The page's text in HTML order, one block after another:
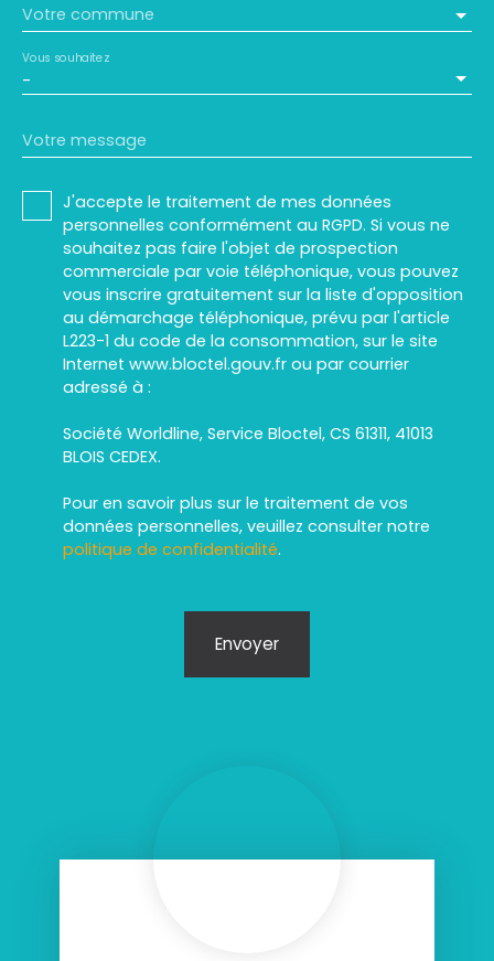
Votre commune
-
Vous souhaitez
Votre message
J'accepte le traitement de mes données
personnelles conformément au RGPD. Si vous ne
souhaitez pas faire l'objet de prospection
commerciale par voie téléphonique, vous pouvez
vous inscrire gratuitement sur la liste d'opposition
au démarchage téléphonique, prévu par l'article
L223-1 du code de la consommation, sur le site
Internet www.bloctel.gouv.fr ou par courrier
adressé à :
Société Worldline, Service Bloctel, CS 61311, 41013
BLOIS CEDEX.
Pour en savoir plus sur le traitement de vos
données personnelles, veuillez consulter notre
politique de confidentialité.
Envoyer